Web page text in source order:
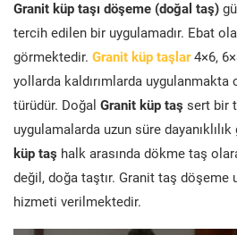
Granit küp taşı döşeme (doğal taş)
tercih edilen bir uygulamadır. Ebat
görmektedir. Granit küp taşlar 4×6,
yollarda kaldırımlarda uygulanmakta
türüdür. Doğal Granit küp taş sert bir
uygulamalarda uzun süre
küp taş halk arasında dökme taş
değil, doğa taştır. Granit taş döşeme
hizmeti verilmektedir.